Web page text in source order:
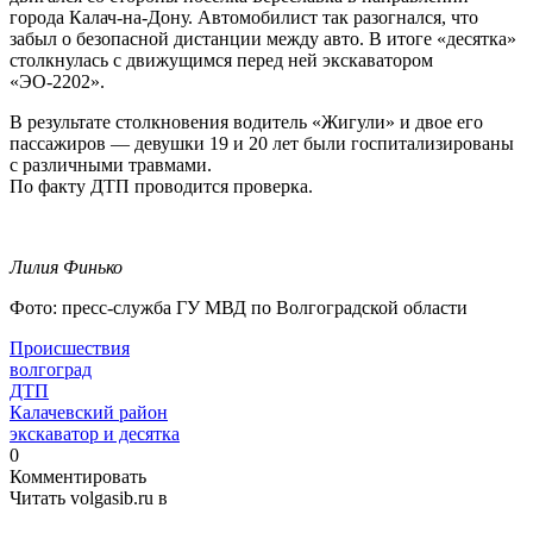
города Калач-на-Дону. Автомобилист так разогнался, что
забыл о безопасной дистанции между авто. В итоге «десятка»
столкнулась с движущимся перед ней экскаватором
«ЭО-2202».
В результате столкновения водитель «Жигули» и двое его
пассажиров — девушки 19 и 20 лет были госпитализированы
с различными травмами.
По факту ДТП проводится проверка.
Лилия Финько
Фото: пресс-служба ГУ МВД по Волгоградской области
Происшествия
волгоград
ДТП
Калачевский район
экскаватор и десятка
0
Комментировать
Читать volgasib.ru в